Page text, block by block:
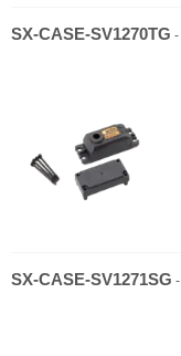
SX-CASE-SV1270TG -
SX-CASE-SV1271SG -